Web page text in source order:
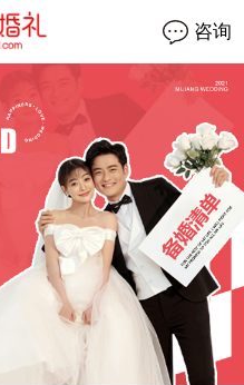
咨询